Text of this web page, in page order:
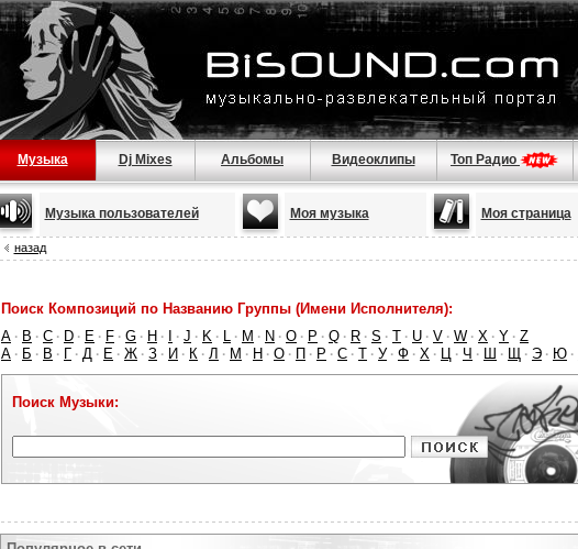
Музыка Dj Mixes Альбомы Видеоклипы Топ Радио
Музыка пользователей Моя музыка Моя страница
назад
Поиск Композиций по Названию Группы (Имени Исполнителя):
A · B · C · D · E · F · G · H · · J · K · L · M · N · O · P · Q · R · S · T · U · V · W · X · Y · Z
А · Б · В · Г · Д · Е · Ж · З · И · К · Л · М · Н · О · П · Р · С · Т · У · Ф · Х · Ц · Ч · Ш · Щ · Э · Ю ·
Поиск Музыки: